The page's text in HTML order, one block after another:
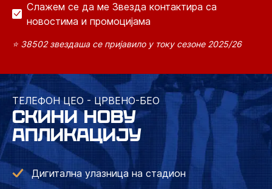
Слажем се да ме Звезда контактира са
новостима и промоцијама
⭐ 38502 звездаша се пријавило у току сезоне 2025/26
ТЕЛЕФОН ЦЕО - ЦРВЕНО-БЕО
СКИНИ НОВУ
АПЛИКАЦИЈУ
Дигитална улазница на стадион